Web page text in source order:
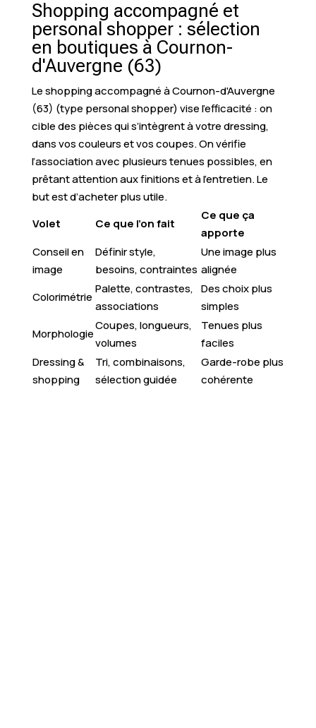
Shopping accompagné et
personal shopper : sélection
en boutiques à Cournon-
d'Auvergne (63)
Le shopping accompagné à Cournon-d'Auvergne
(63) (type personal shopper) vise l’efficacité : on
cible des pièces qui s’intègrent à votre dressing,
dans vos couleurs et vos coupes. On vérifie
l’association avec plusieurs tenues possibles, en
prêtant attention aux finitions et à l’entretien. Le
but est d’acheter plus utile.
Volet
Ce que l’on fait
Ce que ça
apporte
Conseil en
image
Définir style,
besoins, contraintes
Une image plus
alignée
Colorimétrie
Palette, contrastes,
associations
Des choix plus
simples
Morphologie
Coupes, longueurs,
volumes
Tenues plus
faciles
Dressing &
shopping
Tri, combinaisons,
sélection guidée
Garde-robe plus
cohérente